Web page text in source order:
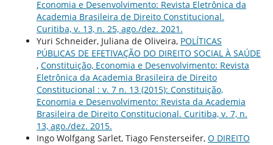
Economia e Desenvolvimento: Revista Eletrônica da
Academia Brasileira de Direito Constitucional.
Curitiba, v. 13, n. 25, ago./dez. 2021.
Yuri Schneider, Juliana de Oliveira, POLÍTICAS
PÚBLICAS DE EFETIVAÇÃO DO DIREITO SOCIAL À SAÚDE
, Constituição, Economia e Desenvolvimento: Revista
Eletrônica da Academia Brasileira de Direito
Constitucional : v. 7 n. 13 (2015): Constituição,
Economia e Desenvolvimento: Revista da Academia
Brasileira de Direito Constitucional. Curitiba, v. 7, n.
13, ago./dez. 2015.
Ingo Wolfgang Sarlet, Tiago Fensterseifer, O DIREITO